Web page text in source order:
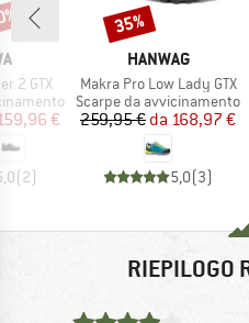
2 GTX
ridotto
€
(2)
MARCHIO
HANWAG
Articolo
Makra Pro Low Lady GTX
Gruppo di prodotti
Scarpe da avvicinamento
Prezzo
259,95 € Prezzo
da 168,97 €
5,0(3)
Sconto
35%
RIEPILOGO